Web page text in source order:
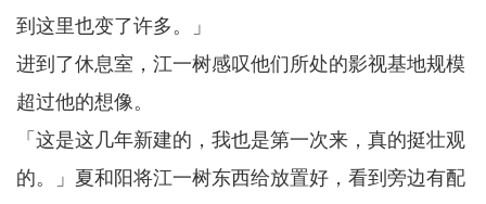
到这里也变了许多。」
进到了休息室，江一树感叹他们所处的影视基地规模
超过他的想像。
「这是这几年新建的，我也是第一次来，真的挺壮观
的。」夏和阳将江一树东西给放置好，看到旁边有配